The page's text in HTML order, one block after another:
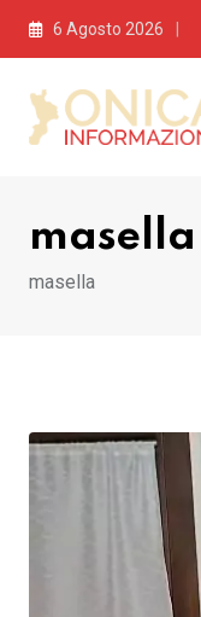
Skip
6 Agosto 2026
masella
masella